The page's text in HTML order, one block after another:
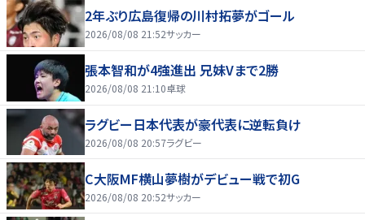
2年ぶり広島復帰の川村拓夢がゴール
2026/08/08 21:52サッカー
張本智和が4強進出 兄妹Vまで2勝
2026/08/08 21:10卓球
ラグビー日本代表が豪代表に逆転負け
2026/08/08 20:57ラグビー
C大阪MF横山夢樹がデビュー戦で初G
2026/08/08 20:52サッカー